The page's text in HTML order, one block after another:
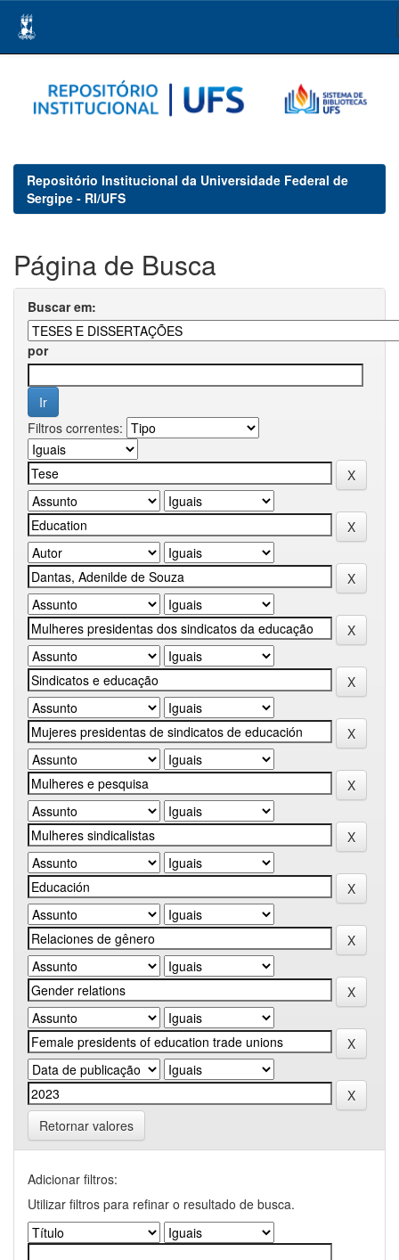
navigation
Repositório Institucional da Universidade Federal de
Sergipe - RI/UFS
Página de Busca
Buscar em:
por
Filtros correntes:
Retornar valores
Adicionar filtros:
Utilizar filtros para refinar o resultado de busca.